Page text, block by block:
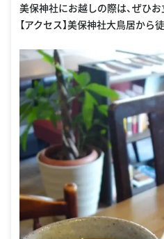
美保神社にお越しの際は、ぜひ
【アクセス】美保神社大鳥居から